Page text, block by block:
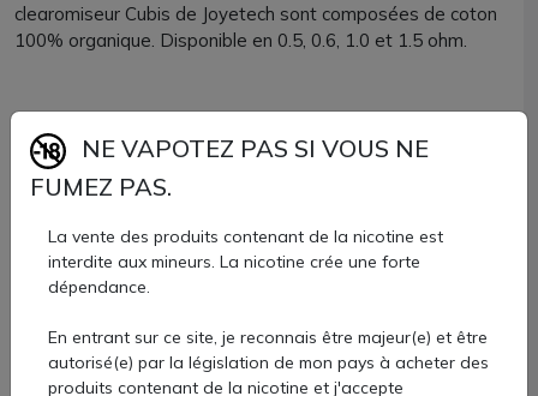
clearomiseur Cubis de Joyetech sont composées de coton
100% organique. Disponible en 0.5, 0.6, 1.0 et 1.5 ohm.
BF SS316 - 0.5Ω, à utiliser entre 15 et 30 watts. Des coils
conçus en coton organique et en acier inoxydable 316. Des
mèches parfaites pour modes VW, Bypass ou même
Contrôle de Température (version SS316) sur n'importe
quelle box électronique.
BF SS316 - 0.6Ω, à régler entre 15 et 30W également.
Toujours conçus en coton organique et acier inoxydable
316, avec des caractéristiques similaires à la première
(performantes modes VW, Bypass et TC SS316)
NE VAPOTEZ PAS SI VOUS NE
FUMEZ PAS.
La vente des produits contenant de la nicotine est
interdite aux mineurs. La nicotine crée une forte
dépendance.
En entrant sur ce site, je reconnais être majeur(e) et être
autorisé(e) par la législation de mon pays à acheter des
produits contenant de la nicotine et j'accepte